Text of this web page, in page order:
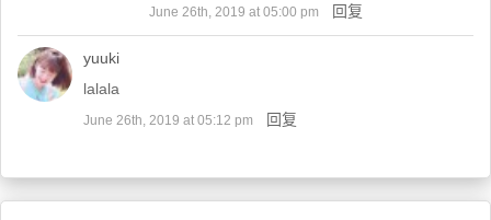
June 26th, 2019 at 05:00 pm 回复
yuuki
lalala
June 26th, 2019 at 05:12 pm 回复